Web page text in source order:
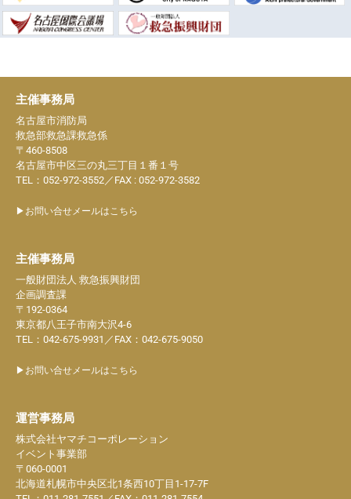
主催事務局
名古屋市消防局
救急部救急課救急係
〒460-8508
名古屋市中区三の丸三丁目１番１号
TEL：052-972-3552／FAX : 052-972-3582
▶お問い合せメールはこちら
主催事務局
一般財団法人 救急振興財団
企画調査課
〒192-0364
東京都八王子市南大沢4-6
TEL：042-675-9931／FAX：042-675-9050
▶お問い合せメールはこちら
運営事務局
株式会社ヤマチコーポレーション
イベント事業部
〒060-0001
北海道札幌市中央区北1条西10丁目1-17-7F